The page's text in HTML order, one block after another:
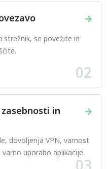
→
strežnik, se povežite in
02
→
in
dovoljenja VPN, varnost
uporabo aplikacije.
03